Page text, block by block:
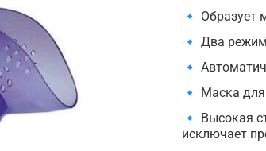
🔹 Образует
🔹 Два
🔹
🔹 Маска
🔹 Высокая
исключает